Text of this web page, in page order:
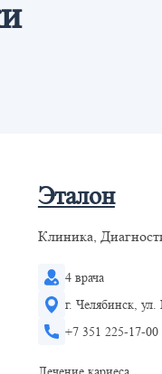
Эталон
Клиника,
4 врача
г. Челябинск,
+7 351 225-17-00